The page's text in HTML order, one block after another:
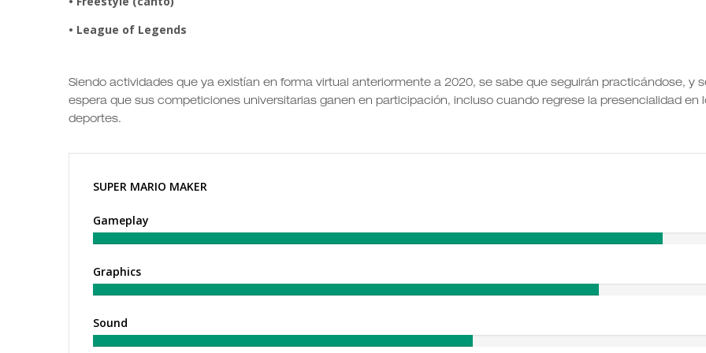
• League of Legends
Siendo actividades que ya existían en forma virtual anteriormente a 2020, se sabe que seguirán practicándose, y
espera que sus competiciones universitarias ganen en participación, incluso cuando regrese la presencialidad en
deportes.
SUPER MARIO MAKER
Gameplay
Graphics
Sound